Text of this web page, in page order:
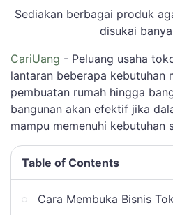
Sediakan berbagai produk
disukai
CariUang - Peluang usaha
lantaran beberapa kebutuhan
pembuatan rumah hingga
bangunan akan efektif jika
mampu memenuhi kebutuhan
Table of Contents
Cara Membuka Bisnis